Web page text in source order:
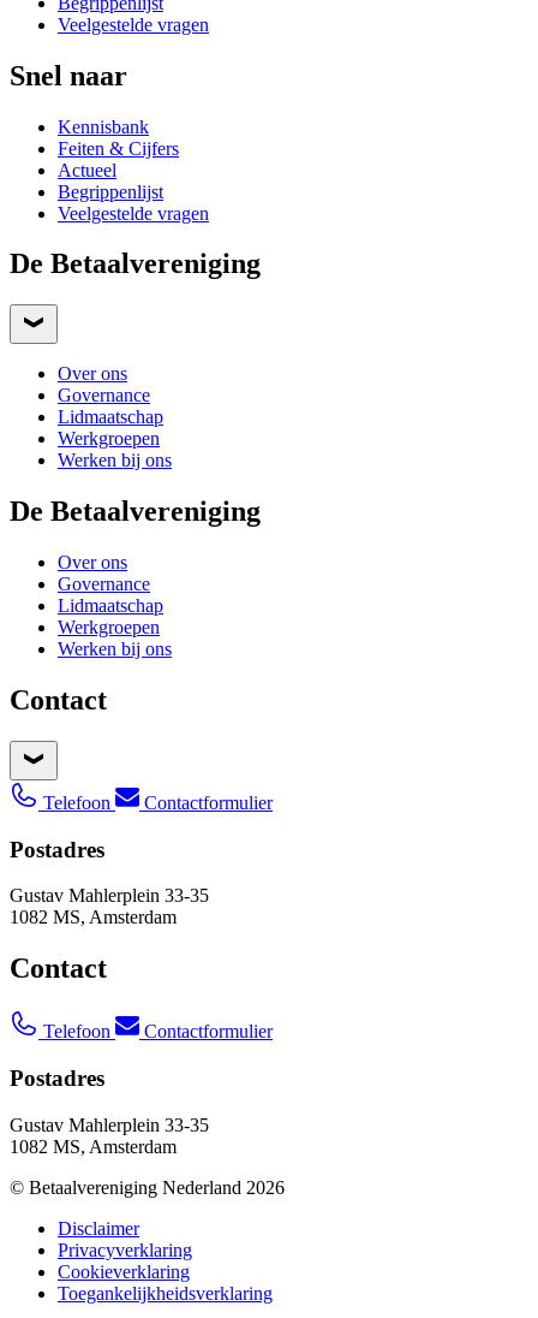
Veelgestelde vragen
Snel naar
Kennisbank
Feiten & Cijfers
Actueel
Begrippenlijst
Veelgestelde vragen
De Betaalvereniging
Over ons
Governance
Lidmaatschap
Werkgroepen
Werken bij ons
De Betaalvereniging
Over ons
Governance
Lidmaatschap
Werkgroepen
Werken bij ons
Contact
Telefoon Contactformulier
Postadres
Gustav Mahlerplein 33-35
1082 MS, Amsterdam
Contact
Telefoon Contactformulier
Postadres
Gustav Mahlerplein 33-35
1082 MS, Amsterdam
© Betaalvereniging Nederland 2026
Disclaimer
Privacyverklaring
Cookieverklaring
Toegankelijkheidsverklaring